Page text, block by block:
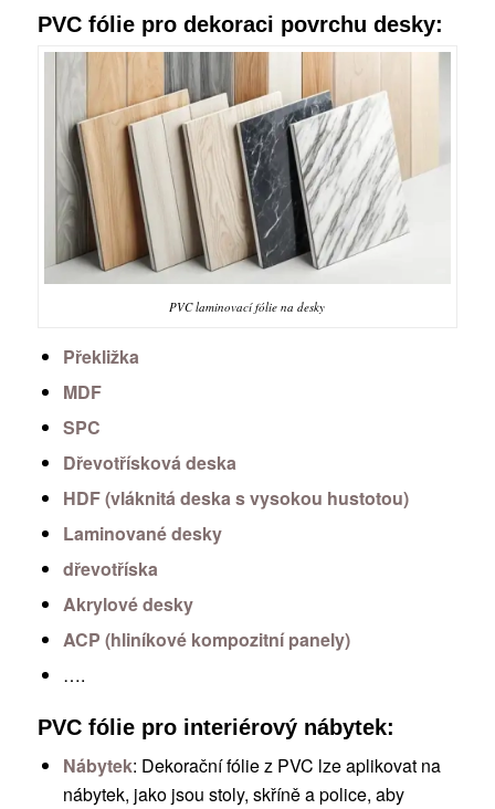
PVC fólie pro dekoraci povrchu desky:
PVC laminovací fólie na desky
Překližka
MDF
SPC
Dřevotřísková deska
HDF (vláknitá deska s vysokou hustotou)
Laminované desky
dřevotříska
Akrylové desky
ACP (hliníkové kompozitní panely)
….
PVC fólie pro interiérový nábytek:
Nábytek: Dekorační fólie z PVC lze aplikovat na
nábytek, jako jsou stoly, skříně a police, aby